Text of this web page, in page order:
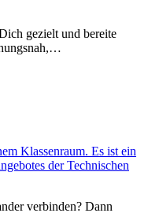
gezielt und bereite
verbinden? Dann